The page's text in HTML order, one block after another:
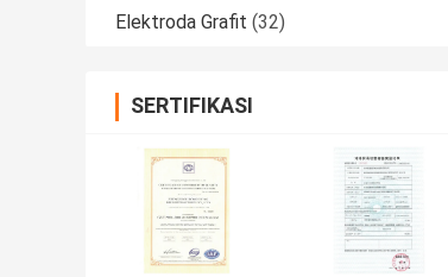
Elektroda Grafit (32)
SERTIFIKASI